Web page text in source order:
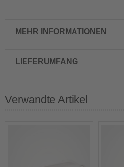
MEHR INFORMATIONEN
LIEFERUMFANG
Verwandte Artikel